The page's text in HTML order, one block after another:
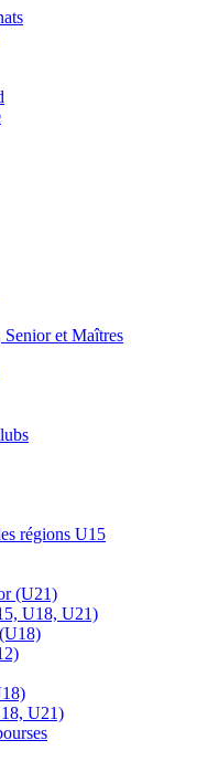
Senior et Maîtres
régions U15
(U21)
U18, U21)
U21)